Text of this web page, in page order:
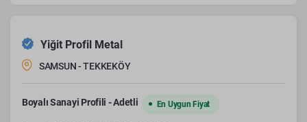
Yiğit Profil Metal
SAMSUN - TEKKEKÖY
Boyalı Sanayi Profili - Adetli En Uygun Fiyat